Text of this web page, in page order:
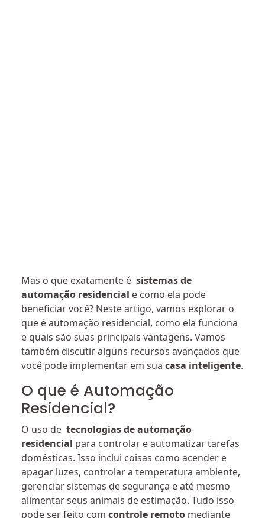
Mas o que exatamente é sistemas de
automação residencial e como ela pode
beneficiar você? Neste artigo, vamos explorar o
que é automação residencial, como ela funciona
e quais são suas principais vantagens. Vamos
também discutir alguns recursos avançados que
você pode implementar em sua casa inteligente.
O que é Automação
Residencial?
O uso de tecnologias de automação
residencial para controlar e automatizar tarefas
domésticas. Isso inclui coisas como acender e
apagar luzes, controlar a temperatura ambiente,
gerenciar sistemas de segurança e até mesmo
alimentar seus animais de estimação. Tudo isso
pode ser feito com controle remoto mediante